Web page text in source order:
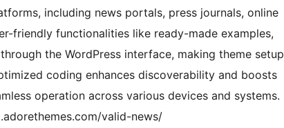
including news portals, press journals, online
friendly functionalities like ready-made examples,
the WordPress interface, making theme setup
coding enhances discoverability and boosts
operation across various devices and systems.
valid-news/